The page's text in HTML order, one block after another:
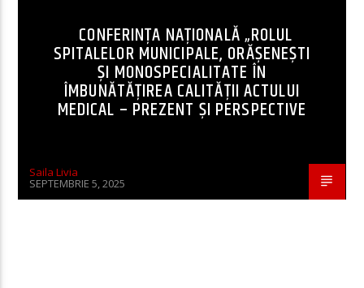
CONFERINȚA NAȚIONALĂ „ROLUL
SPITALELOR MUNICIPALE, ORĂȘENEȘTI
ȘI MONOSPECIALITATE ÎN
ÎMBUNĂTĂȚIREA CALITĂȚII ACTULUI
MEDICAL – PREZENT ȘI PERSPECTIVE
Saila Livia
SEPTEMBRIE 5, 2025